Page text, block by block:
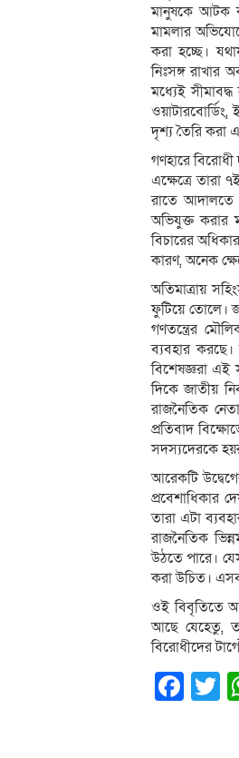
মানুষকে আটক
মামলার
করা হচ্ছে।
নিঃসঙ্গ রাখার
মধ্যেই
দৃশ্য তৈরি করা
গণহারে
এক্ষেত্রে তারা
রাতে
অভিযুক্ত করার
বিচারের
কারণ, অনেক
অতিমাত্রায়
ফুটিয়ে তোলে।
গণতন্ত্রের
ব্যবহার
বিশেষজ্ঞরা এই
দিকে জাতীয়
রাজনৈতিক
প্রতিবাদ
সদস্যদেরকে
আরেকটি
প্রবেশাধিকার
তারা এটা
রাজনৈতিক
উঠতে পারে।
করা উচিত। এসব
ওই বিবৃতিতে
আছে যেহেতু,
বিরোধীদের